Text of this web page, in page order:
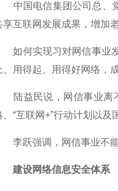
国电信集团公司总、党
享互联网发展成果，增加
何实现习对网信事业发
、用得起、用得好网络，
益民说，网信事业离不
、“互联网+”行动计划以
跃强调，网信事业不能
设网络信息安全体系